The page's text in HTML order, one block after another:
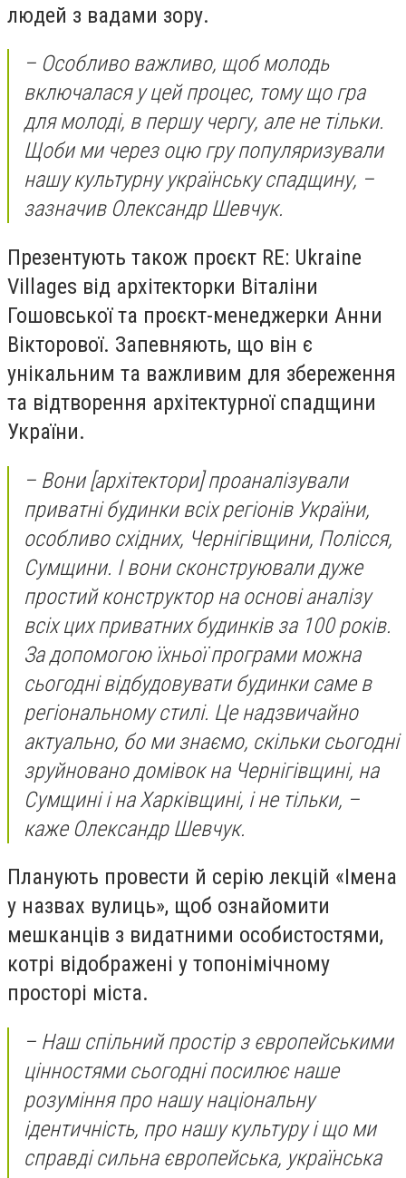
людей з вадами зору.
– Особливо важливо, щоб молодь
включалася у цей процес, тому що гра
для молоді, в першу чергу, але не тільки.
Щоби ми через оцю гру популяризували
нашу культурну українську спадщину, –
зазначив Олександр Шевчук.
Презентують також проєкт RE: Ukraine
Villages від архітекторки Віталіни
Гошовської та проєкт-менеджерки Анни
Вікторової. Запевняють, що він є
унікальним та важливим для збереження
та відтворення архітектурної спадщини
України.
– Вони [архітектори] проаналізували
приватні будинки всіх регіонів України,
особливо східних, Чернігівщини, Полісся,
Сумщини. І вони сконструювали дуже
простий конструктор на основі аналізу
всіх цих приватних будинків за 100 років.
За допомогою їхньої програми можна
сьогодні відбудовувати будинки саме в
регіональному стилі. Це надзвичайно
актуально, бо ми знаємо, скільки сьогодні
зруйновано домівок на Чернігівщині, на
Сумщині і на Харківщині, і не тільки, –
каже Олександр Шевчук.
Планують провести й серію лекцій «Імена
у назвах вулиць», щоб ознайомити
мешканців з видатними особистостями,
котрі відображені у топонімічному
просторі міста.
– Наш спільний простір з європейськими
цінностями сьогодні посилює наше
розуміння про нашу національну
ідентичність, про нашу культуру і що ми
справді сильна європейська, українська